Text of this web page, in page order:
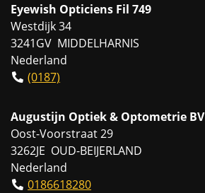
Eyewish Opticiens Fil 749
Westdijk 34
3241GV MIDDELHARNIS
Nederland
(0187)
Augustijn Optiek & Optometrie BV
Oost-Voorstraat 29
3262JE OUD-BEIJERLAND
Nederland
0186618280